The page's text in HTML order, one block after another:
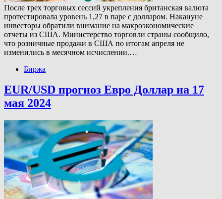
После трех торговых сессий укрепления британская валюта
протестировала уровень 1,27 в паре с долларом. Накануне
инвесторы обратили внимание на макроэкономические
отчеты из США. Министерство торговли страны сообщило,
что розничные продажи в США по итогам апреля не
изменились в месячном исчислении.…
Биржа
EUR/USD прогноз Евро Доллар на 17
мая 2024